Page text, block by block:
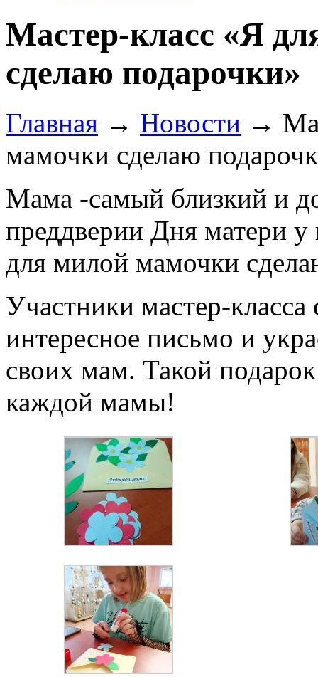
Мастер-класс «Я
сделаю подарочки»
Главная → Новости →
мамочки сделаю
Мама -самый близкий и
преддверии Дня матери
для милой мамочки
Участники мастер-
интересное письмо и
своих мам. Такой подарок
каждой мамы!